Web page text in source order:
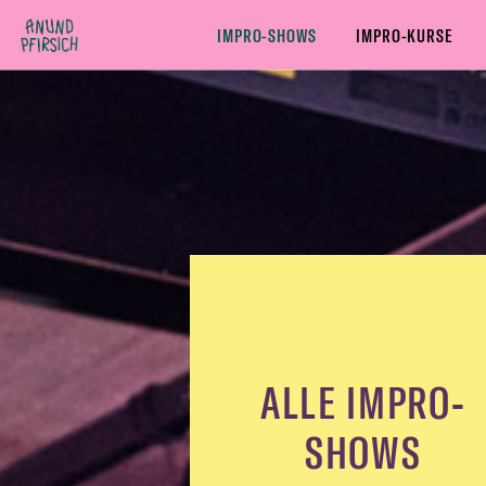
Zum Inhalt springen
IMPRO-SHOWS IMPRO-KURSE
ALLE IMPRO-SHOWS COMEDY IMPRO-SHOWS
ALLE IMPRO-
SHOWS